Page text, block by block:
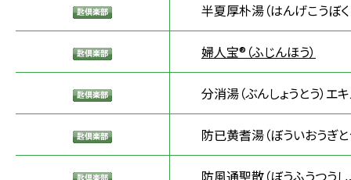
半夏厚朴湯（はんげこうぼく
婦人宝®（ふじんほう）
分消湯（ぶんしょうとう）エ
防已黄耆湯（ぼういおうぎと
防風通聖散（ぼうふうつうし